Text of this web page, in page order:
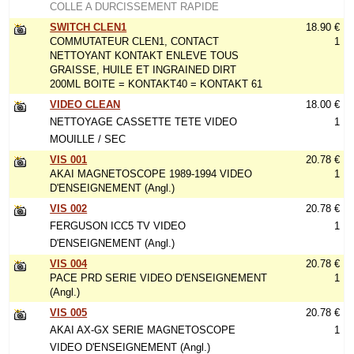
COLLE A DURCISSEMENT RAPIDE
SWITCH CLEN1
COMMUTATEUR CLEN1, CONTACT
NETTOYANT KONTAKT ENLEVE TOUS
GRAISSE, HUILE ET INGRAINED DIRT
200ML BOITE = KONTAKT40 = KONTAKT 61
18.90 €
1
VIDEO CLEAN
NETTOYAGE CASSETTE TETE VIDEO
MOUILLE / SEC
18.00 €
1
VIS 001
AKAI MAGNETOSCOPE 1989-1994 VIDEO
D'ENSEIGNEMENT (Angl.)
20.78 €
1
VIS 002
FERGUSON ICC5 TV VIDEO
D'ENSEIGNEMENT (Angl.)
20.78 €
1
VIS 004
PACE PRD SERIE VIDEO D'ENSEIGNEMENT
(Angl.)
20.78 €
1
VIS 005
AKAI AX-GX SERIE MAGNETOSCOPE
VIDEO D'ENSEIGNEMENT (Angl.)
20.78 €
1